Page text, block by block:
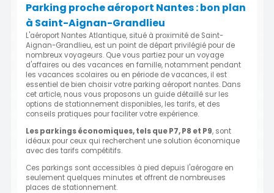
Parking proche aéroport Nantes : bon plan
à Saint-Aignan-Grandlieu
L'aéroport Nantes Atlantique, situé à proximité de Saint-
Aignan-Grandlieu, est un point de départ privilégié pour de
nombreux voyageurs. Que vous partiez pour un voyage
d'affaires ou des vacances en famille, notamment pendant
les vacances scolaires ou en période de vacances, il est
essentiel de bien choisir votre parking aéroport nantes. Dans
cet article, nous vous proposons un guide détaillé sur les
options de stationnement disponibles, les tarifs, et des
conseils pratiques pour faciliter votre expérience.
Les parkings économiques, tels que P7, P8 et P9, sont
idéaux pour ceux qui recherchent une solution économique
avec des tarifs compétitifs.
Ces parkings sont accessibles à pied depuis l'aérogare en
seulement quelques minutes et offrent de nombreuses
places de stationnement.